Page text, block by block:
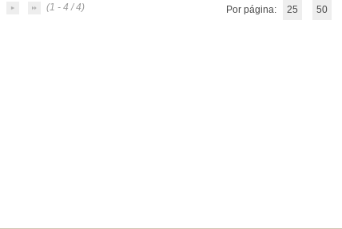
(1 - 4 / 4) Por página: 25 50